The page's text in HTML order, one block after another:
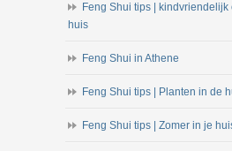
Feng Shui tips |
huis
Feng Shui in Athene
Feng Shui tips | Planten in de
Feng Shui tips | Zomer in je